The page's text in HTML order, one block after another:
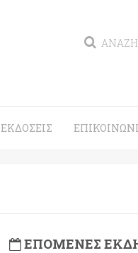
ΕΚΔΌΣΕΙΣ
ΕΠΌΜΕΝΕΣ